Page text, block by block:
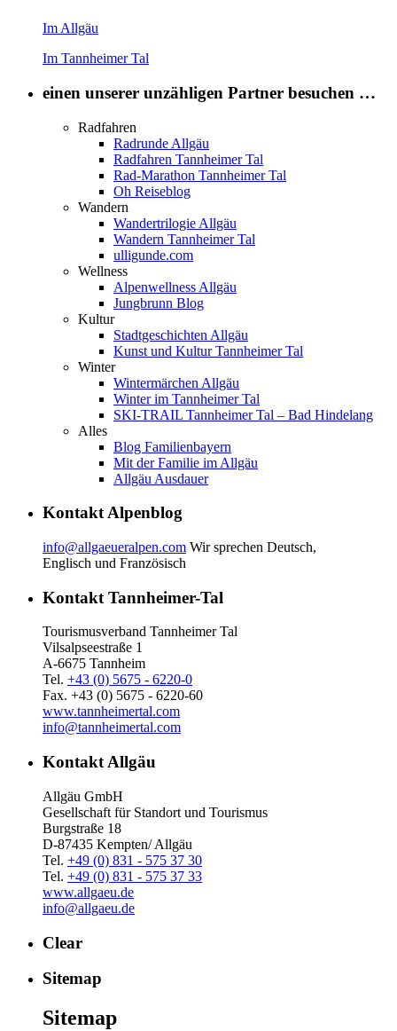
Im Allgäu
Im Tannheimer Tal
einen unserer unzähligen Partner besuchen …
Radfahren
Radrunde Allgäu
Radfahren Tannheimer Tal
Rad-Marathon Tannheimer Tal
Oh Reiseblog
Wandern
Wandertrilogie Allgäu
Wandern Tannheimer Tal
ulligunde.com
Wellness
Alpenwellness Allgäu
Jungbrunn Blog
Kultur
Stadtgeschichten Allgäu
Kunst und Kultur Tannheimer Tal
Winter
Wintermärchen Allgäu
Winter im Tannheimer Tal
SKI-TRAIL Tannheimer Tal – Bad Hindelang
Alles
Blog Familienbayern
Mit der Familie im Allgäu
Allgäu Ausdauer
Kontakt Alpenblog
info@allgaeueralpen.com Wir sprechen Deutsch,
Englisch und Französisch
Kontakt Tannheimer-Tal
Tourismusverband Tannheimer Tal
Vilsalpseestraße 1
A-6675 Tannheim
Tel. +43 (0) 5675 - 6220-0
Fax. +43 (0) 5675 - 6220-60
www.tannheimertal.com
info@tannheimertal.com
Kontakt Allgäu
Allgäu GmbH
Gesellschaft für Standort und Tourismus
Burgstraße 18
D-87435 Kempten/ Allgäu
Tel. +49 (0) 831 - 575 37 30
Tel. +49 (0) 831 - 575 37 33
www.allgaeu.de
info@allgaeu.de
Clear
Sitemap
Sitemap